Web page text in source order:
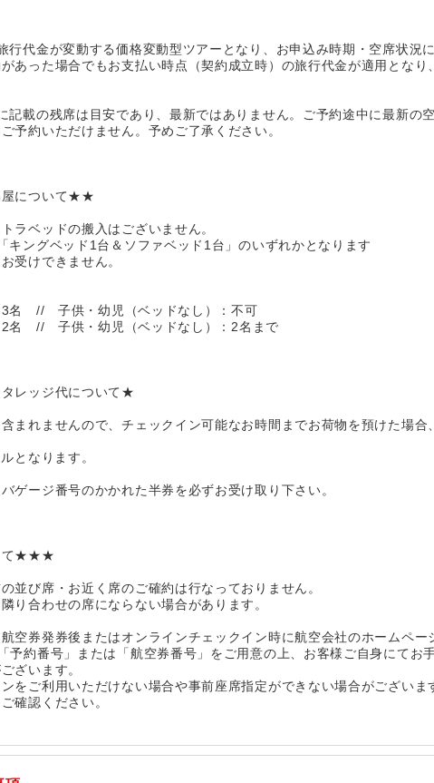
行代金が変動する価格変動型ツアーとなり、お申込み時期・空席状況
あった場合でもお支払い時点（契約成立時）の旅行代金が適用とな
記載の残席は目安であり、最新ではありません。ご予約途中に最新の
予約いただけません。予めご了承ください。
屋について★★
ラベッドの搬入はございません。
キングベッド1台＆ソファベッド1台」のいずれかとなります
受けできません。
3名 // 子供・幼児（ベッドなし）：不可
2名 // 子供・幼児（ベッドなし）：2名まで
レッジ代について★
まれませんので、チェックイン可能なお時間までお荷物を預けた場合
となります。
ゲージ番号のかかれた半券を必ずお受け取り下さい。
て★★★
並び席・お近く席のご確約は行なっておりません。
り合わせの席にならない場合があります。
空券発券後またはオンラインチェックイン時に航空会社のホームペー
予約番号」または「航空券番号」をご用意の上、お客様ご自身にてお
ざいます。
をご利用いただけない場合や事前座席指定ができない場合がございま
確認ください。